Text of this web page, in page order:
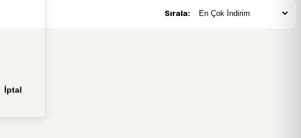
Sırala:
İptal